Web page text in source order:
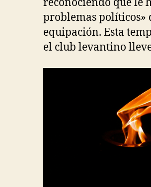
problemas políticos»
equipación. Esta
el club levantino